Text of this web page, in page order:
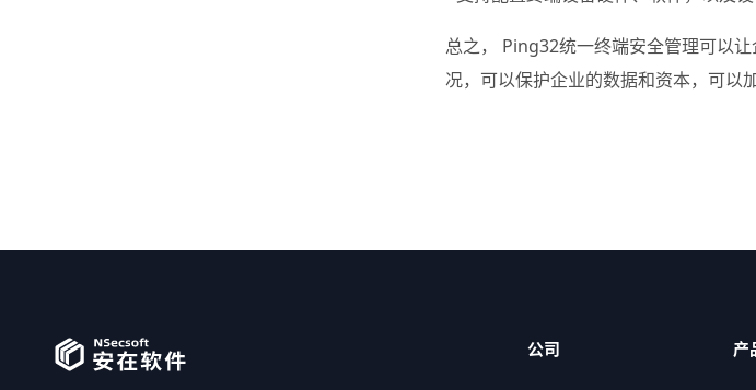
总之， Ping32统一终端安全管理可以
况，可以保护企业的数据和资本，可以
公司 产